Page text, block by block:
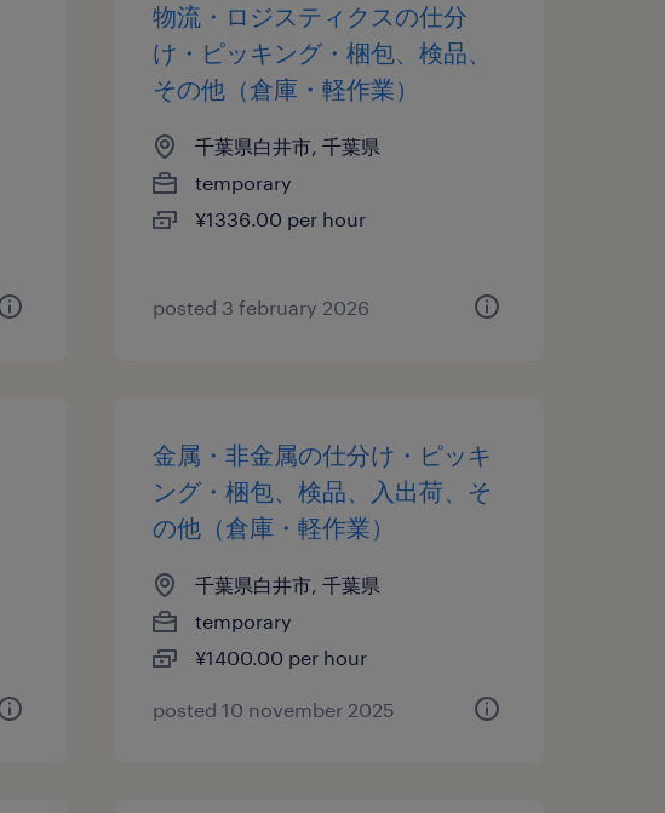
物流・ロジスティクスの仕分
け・ピッキング・梱包、検品、
その他（倉庫・軽作業）
千葉県白井市, 千葉県
temporary
¥1336.00 per hour
posted 3 february 2026
金属・非金属の仕分け・ピッキ
ング・梱包、検品、入出荷、そ
の他（倉庫・軽作業）
千葉県白井市, 千葉県
temporary
¥1400.00 per hour
posted 10 november 2025